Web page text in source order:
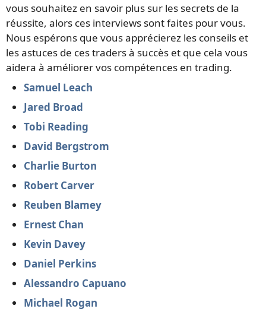
vous souhaitez en savoir plus sur les secrets de la
réussite, alors ces interviews sont faites pour vous.
Nous espérons que vous apprécierez les conseils et
les astuces de ces traders à succès et que cela vous
aidera à améliorer vos compétences en trading.
Samuel Leach
Jared Broad
Tobi Reading
David Bergstrom
Charlie Burton
Robert Carver
Reuben Blamey
Ernest Chan
Kevin Davey
Daniel Perkins
Alessandro Capuano
Michael Rogan